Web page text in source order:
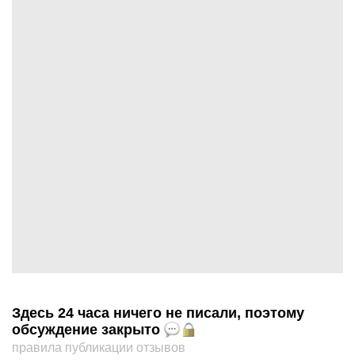
Здесь 24 часа ничего не писали, поэтому
обсуждение закрыто
правила публикации отзывов